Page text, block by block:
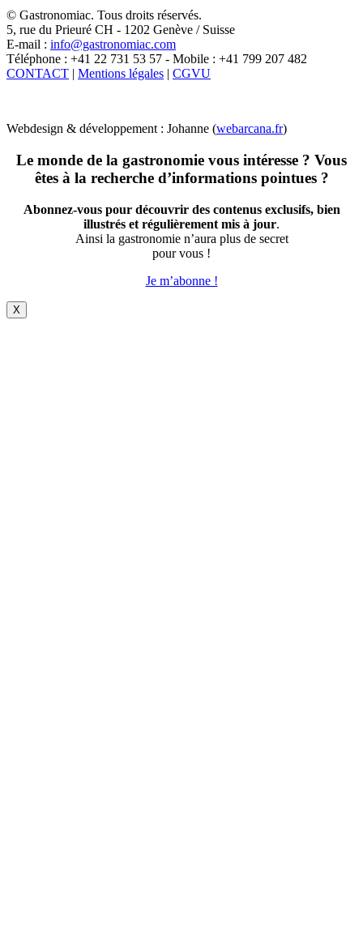
X
© Gastronomiac. Tous droits réservés.
5, rue du Prieuré CH - 1202 Genève / Suisse
E-mail : info@gastronomiac.com
Téléphone : +41 22 731 53 57 - Mobile : +41 799 207 482
CONTACT | Mentions légales | CGVU
Webdesign & développement : Johanne (webarcana.fr)
Le monde de la gastronomie vous intéresse ? Vous
êtes à la recherche d’informations pointues ?
Abonnez-vous pour découvrir des contenus exclusifs, bien
illustrés et régulièrement mis à jour.
Ainsi la gastronomie n’aura plus de secret
pour vous !
Je m’abonne !
X